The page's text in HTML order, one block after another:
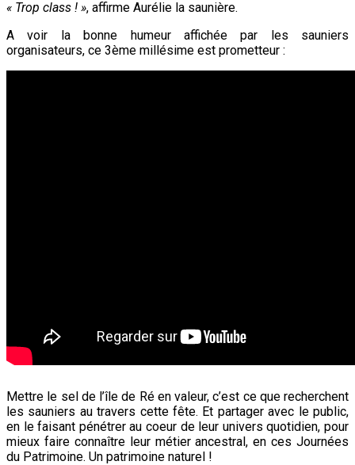
« Trop class ! », affirme Aurélie la saunière.
A voir la bonne humeur affichée par les sauniers
organisateurs, ce 3ème millésime est prometteur :
Mettre le sel de l’île de Ré en valeur, c’est ce que recherchent
les sauniers au travers cette fête. Et partager avec le public,
en le faisant pénétrer au coeur de leur univers quotidien, pour
mieux faire connaître leur métier ancestral, en ces Journées
du Patrimoine. Un patrimoine naturel !